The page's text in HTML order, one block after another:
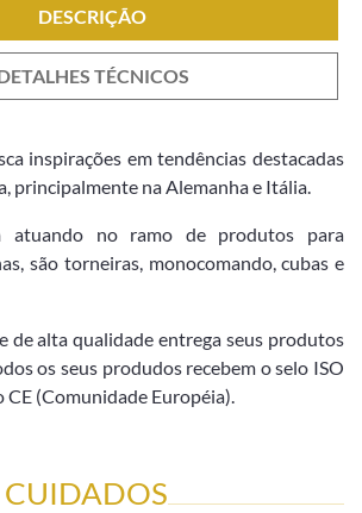
DESCRIÇÃO
TÉCNICOS
inspirações em tendências destacadas
principalmente na Alemanha e Itália.
atuando no ramo de produtos para
são torneiras, monocomando, cubas e
de alta qualidade entrega seus produtos
os seus produdos recebem o selo ISO
CE (Comunidade Européia).
CUIDADOS